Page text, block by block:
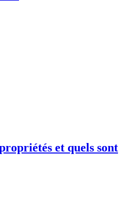
et quels sont